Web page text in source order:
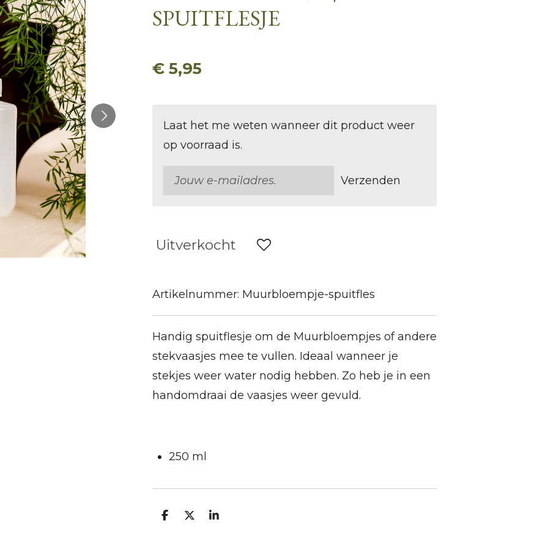
SPUITFLESJE
€ 5,95
Laat het me weten wanneer dit product weer
op voorraad is.
Verzenden
Uitverkocht
Artikelnummer: Muurbloempje-spuitfles
Handig spuitflesje om de Muurbloempjes of andere
stekvaasjes mee te vullen. Ideaal wanneer je
stekjes weer water nodig hebben. Zo heb je in een
handomdraai de vaasjes weer gevuld.
250 ml
D
D
S